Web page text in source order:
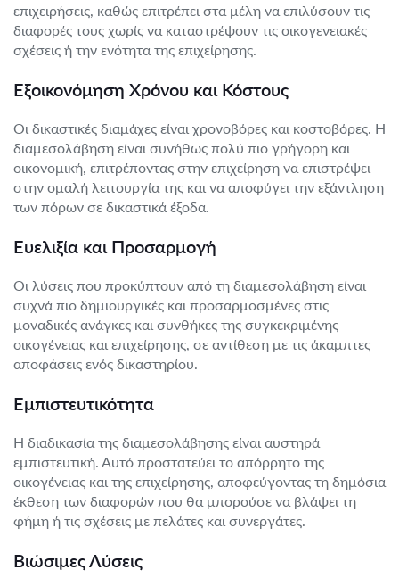
επιχειρήσεις, καθώς επιτρέπει στα μέλη να επιλύσουν τις
διαφορές τους χωρίς να καταστρέψουν τις οικογενειακές
σχέσεις ή την ενότητα της επιχείρησης.
Εξοικονόμηση Χρόνου και Κόστους
Οι δικαστικές διαμάχες είναι χρονοβόρες και κοστοβόρες. Η
διαμεσολάβηση είναι συνήθως πολύ πιο γρήγορη και
οικονομική, επιτρέποντας στην επιχείρηση να επιστρέψει
στην ομαλή λειτουργία της και να αποφύγει την εξάντληση
των πόρων σε δικαστικά έξοδα.
Ευελιξία και Προσαρμογή
Οι λύσεις που προκύπτουν από τη διαμεσολάβηση είναι
συχνά πιο δημιουργικές και προσαρμοσμένες στις
μοναδικές ανάγκες και συνθήκες της συγκεκριμένης
οικογένειας και επιχείρησης, σε αντίθεση με τις άκαμπτες
αποφάσεις ενός δικαστηρίου.
Εμπιστευτικότητα
Η διαδικασία της διαμεσολάβησης είναι αυστηρά
εμπιστευτική. Αυτό προστατεύει το απόρρητο της
οικογένειας και της επιχείρησης, αποφεύγοντας τη δημόσια
έκθεση των διαφορών που θα μπορούσε να βλάψει τη
φήμη ή τις σχέσεις με πελάτες και συνεργάτες.
Βιώσιμες Λύσεις